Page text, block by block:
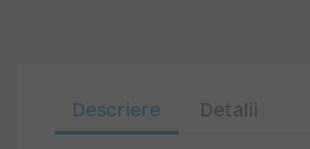
Descriere Detalii